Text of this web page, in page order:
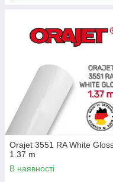
Orajet 3551 RA White
1.37 m
В наявності